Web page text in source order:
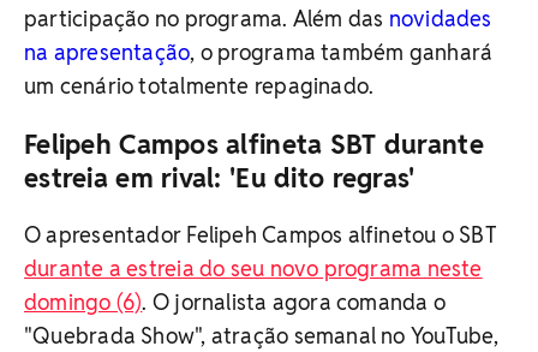
participação no programa. Além das novidades
na apresentação, o programa também ganhará
um cenário totalmente repaginado.
Felipeh Campos alfineta SBT durante
estreia em rival: 'Eu dito regras'
O apresentador Felipeh Campos alfinetou o SBT
durante a estreia do seu novo programa neste
domingo (6). O jornalista agora comanda o
"Quebrada Show", atração semanal no YouTube,